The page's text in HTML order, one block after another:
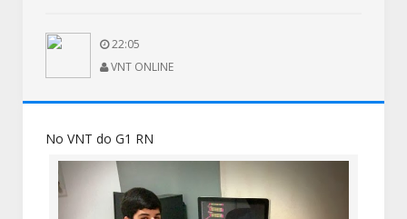
22:05
VNT ONLINE
No VNT do G1 RN